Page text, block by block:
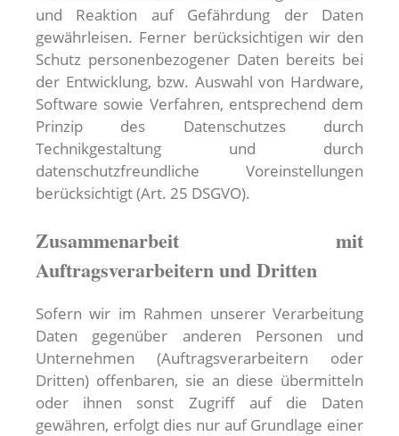
und Reaktion auf Gefährdung der Daten
gewährleisen. Ferner berücksichtigen wir den
Schutz personenbezogener Daten bereits bei
der Entwicklung, bzw. Auswahl von Hardware,
Software sowie Verfahren, entsprechend dem
Prinzip des Datenschutzes durch
Technikgestaltung und durch
datenschutzfreundliche Voreinstellungen
berücksichtigt (Art. 25 DSGVO).
Zusammenarbeit mit
Auftragsverarbeitern und Dritten
Sofern wir im Rahmen unserer Verarbeitung
Daten gegenüber anderen Personen und
Unternehmen (Auftragsverarbeitern oder
Dritten) offenbaren, sie an diese übermitteln
oder ihnen sonst Zugriff auf die Daten
gewähren, erfolgt dies nur auf Grundlage einer